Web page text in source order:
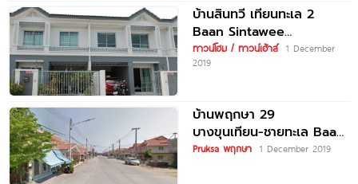
บ้านสินทวี เทียนทะเล 2
Baan Sintawee
Thianthale 2
ทาวน์โฮม / ทาวน์เฮ้าส์ 1 December
2019
บ้านพฤกษา 29
บางขุนเทียน-ชายทะเล Baan
Pruksa 29
Pruksa พฤกษา 1 December 2019